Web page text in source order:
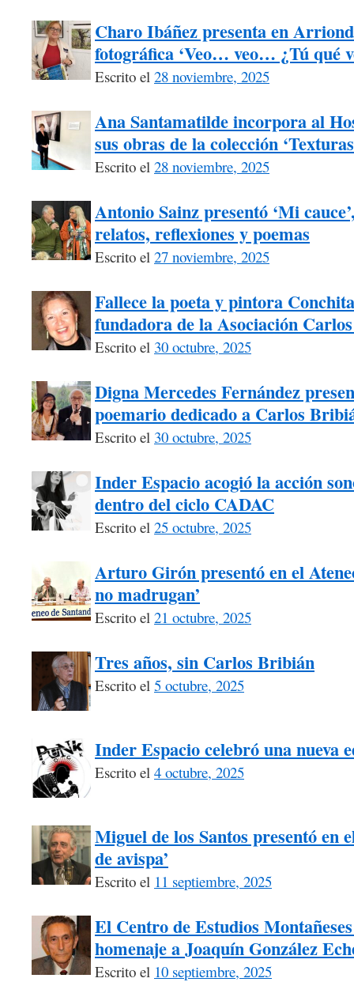
Charo Ibáñez presenta en
fotográfica ‘Veo… veo… ¿Tú qué
Escrito el 28 noviembre, 2025
Ana Santamatilde incorpora al
sus obras de la colección
Escrito el 28 noviembre, 2025
Antonio Sainz presentó ‘Mi
relatos, reflexiones y poemas
Escrito el 27 noviembre, 2025
Fallece la poeta y pintora
fundadora de la Asociación
Escrito el 30 octubre, 2025
Digna Mercedes Fernández
poemario dedicado a Carlos
Escrito el 30 octubre, 2025
Inder Espacio acogió la acción
dentro del ciclo CADAC
Escrito el 25 octubre, 2025
Arturo Girón presentó en el
no madrugan’
Escrito el 21 octubre, 2025
Tres años, sin Carlos Bribián
Escrito el 5 octubre, 2025
Inder Espacio celebró una nueva
Escrito el 4 octubre, 2025
Miguel de los Santos presentó en
de avispa’
Escrito el 11 septiembre, 2025
El Centro de Estudios
homenaje a Joaquín González
Escrito el 10 septiembre, 2025